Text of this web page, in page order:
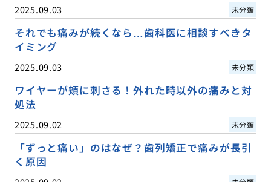
2025.09.03 未分類
それでも痛みが続くなら…歯科医に相談すべきタ
イミング
2025.09.03 未分類
ワイヤーが頬に刺さる！外れた時以外の痛みと対
処法
2025.09.02 未分類
「ずっと痛い」のはなぜ？歯列矯正で痛みが長引
く原因